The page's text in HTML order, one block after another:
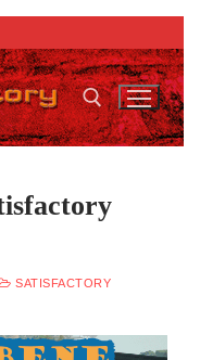
SATISFACTORY